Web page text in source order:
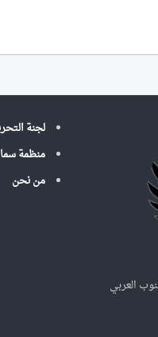
العربي
لجنة
منظمة سما
من نحن